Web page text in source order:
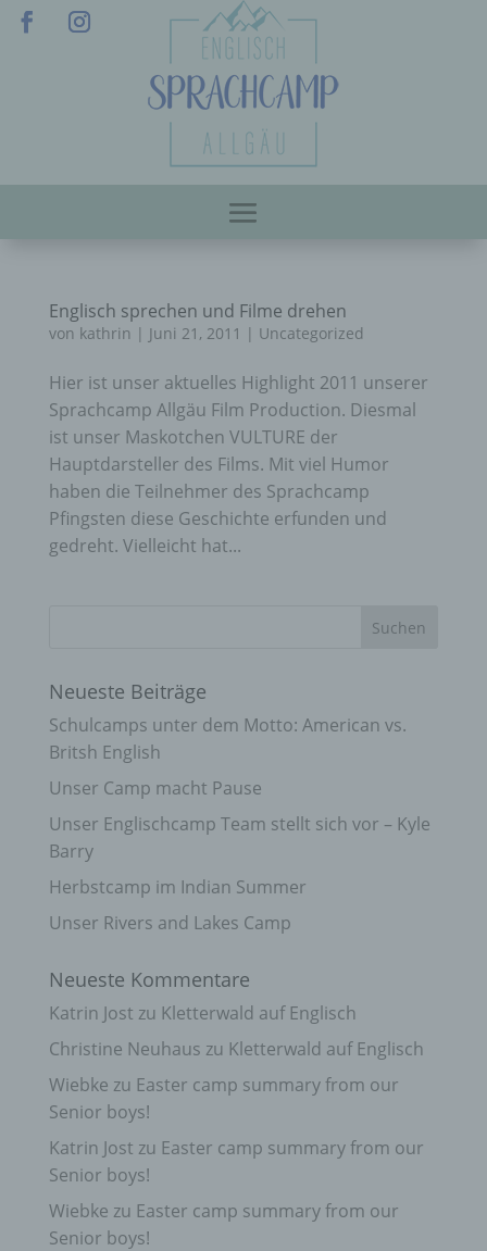
Englisch sprechen und Filme drehen
von kathrin | Juni 21, 2011 | Uncategorized
Hier ist unser aktuelles Highlight 2011 unserer
Sprachcamp Allgäu Film Production. Diesmal
ist unser Maskotchen VULTURE der
Hauptdarsteller des Films. Mit viel Humor
haben die Teilnehmer des Sprachcamp
Pfingsten diese Geschichte erfunden und
gedreht. Vielleicht hat...
Neueste Beiträge
Schulcamps unter dem Motto: American vs.
Britsh English
Unser Camp macht Pause
Unser Englischcamp Team stellt sich vor – Kyle
Barry
Herbstcamp im Indian Summer
Unser Rivers and Lakes Camp
Neueste Kommentare
Katrin Jost zu Kletterwald auf Englisch
Christine Neuhaus zu Kletterwald auf Englisch
Wiebke zu Easter camp summary from our
Senior boys!
Katrin Jost zu Easter camp summary from our
Senior boys!
Wiebke zu Easter camp summary from our
Senior boys!